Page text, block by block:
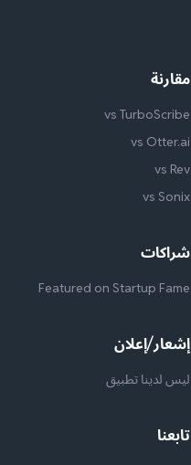
مقارنة
vs TurboScribe
vs Otter.ai
vs Rev
vs Sonix
شراكات
Featured on Startup Fame
إشعار/إعلان
ليس لدينا تطبيق
تابعنا